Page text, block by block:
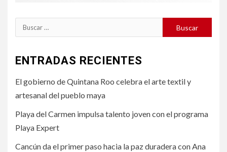
Buscar:
ENTRADAS RECIENTES
El gobierno de Quintana Roo celebra el arte textil y
artesanal del pueblo maya
Playa del Carmen impulsa talento joven con el programa
Playa Expert
Cancún da el primer paso hacia la paz duradera con Ana